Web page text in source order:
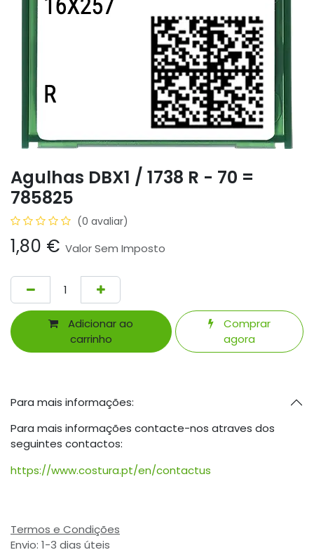
Agulhas DBX1 / 1738 R - 70 =
785825
(0 avaliar)
1,80 € Valor Sem Imposto
Adicionar ao
carrinho
Comprar
agora
Para mais informações:
Para mais informações contacte-nos atraves dos
seguintes contactos:
https://www.costura.pt/en/contactus
Termos e Condições
Envio: 1-3 dias úteis